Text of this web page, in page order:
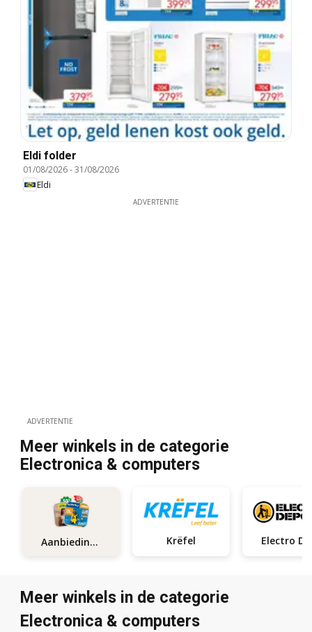
Eldi folder
01/08/2026-31/08/2026
Eldi
ADVERTENTIE
ADVERTENTIE
Meer winkels in de categorie
Electronica & computers
Aanbiedingen Krëfel
Meer winkels in de categorie
Electronica & computers